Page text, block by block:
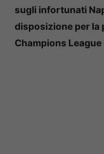
sugli infortunati
disposizione per la
Champions